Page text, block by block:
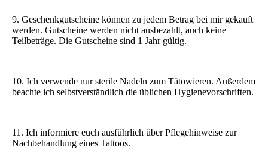
9. Geschenkgutscheine können zu jedem Betrag bei mir gekauft
werden. Gutscheine werden nicht ausbezahlt, auch keine
Teilbeträge. Die Gutscheine sind 1 Jahr gültig.
10. Ich verwende nur sterile Nadeln zum Tätowieren. Außerdem
beachte ich selbstverständlich die üblichen Hygienevorschriften.
11. Ich informiere euch ausführlich über Pflegehinweise zur
Nachbehandlung eines Tattoos.